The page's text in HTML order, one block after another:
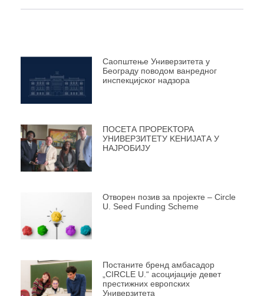
Саопштење Универзитета у
Београду поводом ванредног
инспекцијског надзора
ПОСЕТА ПРОРЕKТОРА
УНИВЕРЗИТЕТУ KЕНИЈАТА У
НАЈРОБИЈУ
Отворен позив за пројекте – Circle
U. Seed Funding Scheme
Постаните бренд амбасадор
„CIRCLE U.“ асоцијације девет
престижних европских
Универзитета